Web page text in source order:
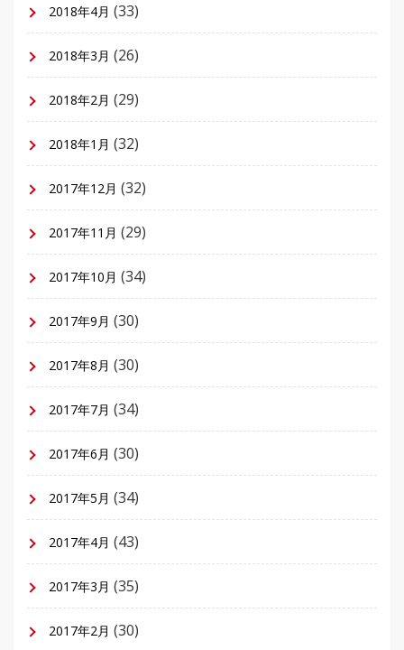
2018年4月 (33)
2018年3月 (26)
2018年2月 (29)
2018年1月 (32)
2017年12月 (32)
2017年11月 (29)
2017年10月 (34)
2017年9月 (30)
2017年8月 (30)
2017年7月 (34)
2017年6月 (30)
2017年5月 (34)
2017年4月 (43)
2017年3月 (35)
2017年2月 (30)